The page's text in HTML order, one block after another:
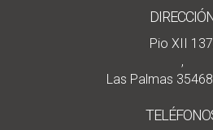
Pio XII
,
Las Palmas